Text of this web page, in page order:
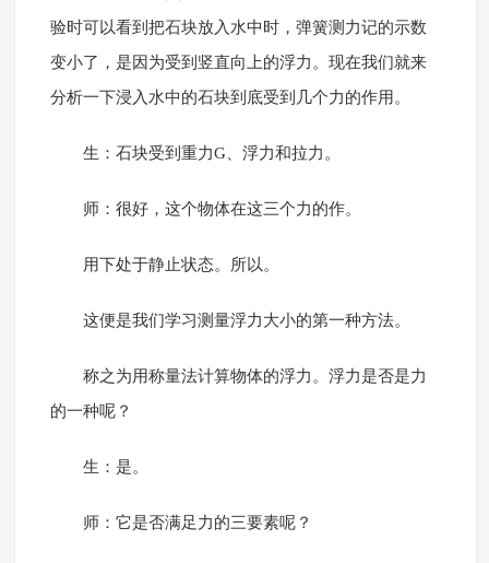
验时可以看到把石块放入水中时，弹簧测力记的示数
变小了，是因为受到竖直向上的浮力。现在我们就来
分析一下浸入水中的石块到底受到几个力的作用。
生：石块受到重力G、浮力和拉力。
师：很好，这个物体在这三个力的作。
用下处于静止状态。所以。
这便是我们学习测量浮力大小的第一种方法。
称之为用称量法计算物体的浮力。浮力是否是力
的一种呢？
生：是。
师：它是否满足力的三要素呢？